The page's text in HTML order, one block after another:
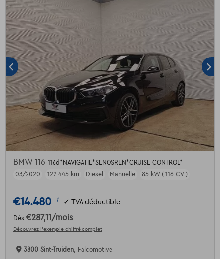
BMW 116 116d*NAVIGATIE*SENOSREN*CRUISE CONTROL*
03/2020
122.445 km Diesel Manuelle 85 kW ( 116 CV )
€14.480 1 ✓ TVA déductible
Dès €287,11 /mois
Découvrez l’exemple chiffré complet
3800 Sint-Truiden, Falcomotive